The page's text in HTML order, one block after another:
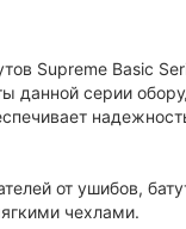
Supreme Basic
данной серии
от ушибов,
чехлами.